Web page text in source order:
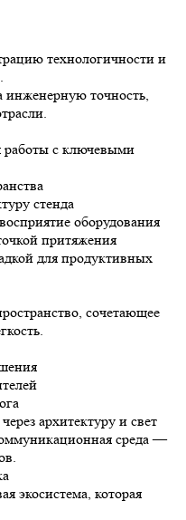
технологичности и
инженерную точность,
работы с ключевыми
стенда
оборудования
притяжения
для продуктивных
сочетающее
архитектуру и свет
среда —
экосистема, которая